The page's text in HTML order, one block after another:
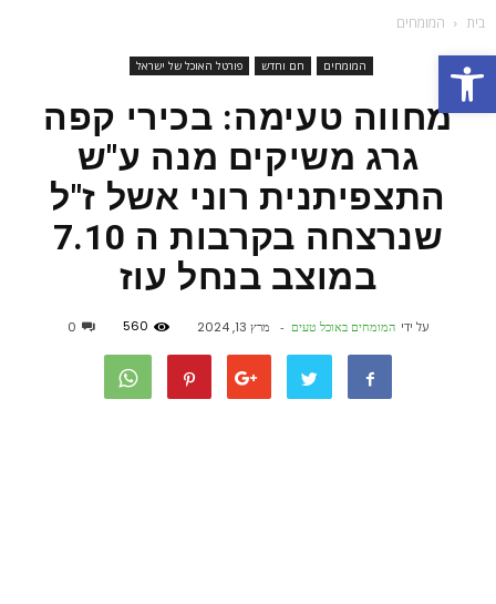
פתח סרגל נגישות
בית המומחים
המומחים חם וחדש פורטל האוכל של ישראל
מחווה טעימה: בכירי קפה
גרג משיקים מנה ע"ש
התצפיתנית רוני אשל ז"ל
שנרצחה בקרבות ה 7.10
במוצב בנחל עוז
על ידי המומחים באוכל טעים - מרץ 13, 2024 560
0